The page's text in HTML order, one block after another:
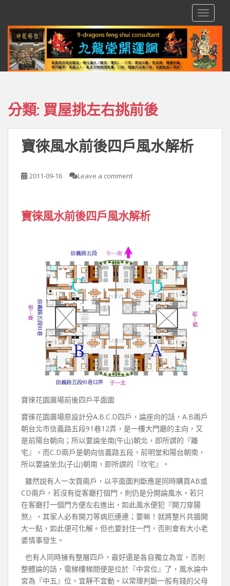
分類: 買屋挑左右挑前後
寶徠風水前後四戶風水解析
2011-09-16 Leave a comment
寶徠風水前後四戶風水解析
寶徠花園廣場前後四戶平面圖
寶徠花園廣場原設計分A.B.C.D四戶，論座向的話，A.B兩戶
朝台北市信義路五段91巷12弄，是一樓大門廳的主向，又
是前陽台朝向；所以要論坐南(午山)朝北，即所謂的『離
宅』。而C.D兩戶是朝向信義路五段，前明堂和陽台朝南，
所以要論坐北(子山)朝南，即所謂的『坎宅』。
雖然說有人一次買兩戶，以平面圖判斷應是同時購買AB或
CD兩戶，若沒有從客廳打個門，則仍是分開論風水。若只
在客廳打一個門方便左右進出，如此風水便犯『開刀穿腸
煞』，其家人必有開刀等病厄連連；要嘛！就將整片共牆開
大一點，如此便可化解。但也要封住一門，否則會有大小老
婆情事發生。
也有人同時擁有整層四戶，最好還是各自獨立為宜，否則
整體論的話，電梯樓梯間便是位於『中宮位』了，風水論中
宮為『中五』位，宜靜不宜動。以常理判斷一般有錢的父母